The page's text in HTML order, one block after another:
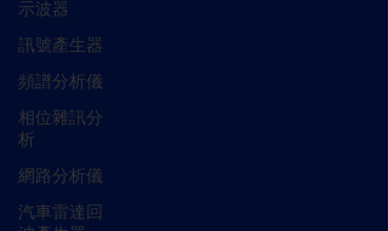
示波器
訊號產生器
頻譜分析儀
相位雜訊分
析
網路分析儀
汽車雷達回